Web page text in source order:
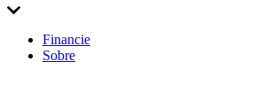
Financie
Sobre